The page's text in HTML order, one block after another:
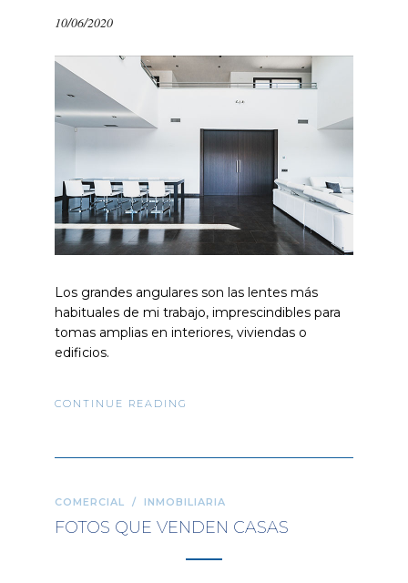
10/06/2020
Los grandes angulares son las lentes más
habituales de mi trabajo, imprescindibles para
tomas amplias en interiores, viviendas o
edificios.
CONTINUE READING
COMERCIAL / INMOBILIARIA
FOTOS QUE VENDEN CASAS